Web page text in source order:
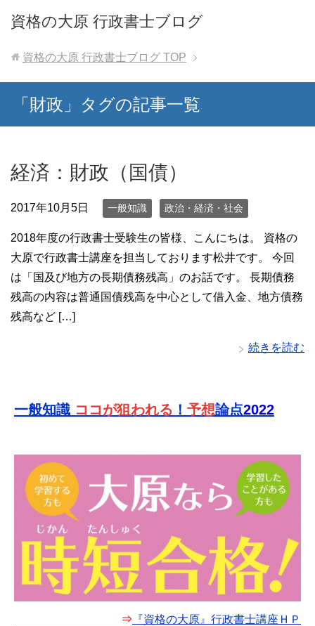
資格の大原 行政書士ブログ
資格の大原 行政書士ブログ TOP
「財政」タグの記事一覧
経済：財政（国債）
2017年10月5日 一般知識 政治・経済・社会
2018年度の行政書士受験生の皆様、こんにちは。 資格の
大原で行政書士講座を担当しております松井です。 今回
は「国及び地方の長期債務残高」のお話です。 長期債務
残高の内容は普通国債残高を中心として借入金、地方債務
残高など […]
続きを読む
一般知識 ココが狙われる ！ 予想論点2022
⇒ 『資格の大原』行政書士講座ＨＰ